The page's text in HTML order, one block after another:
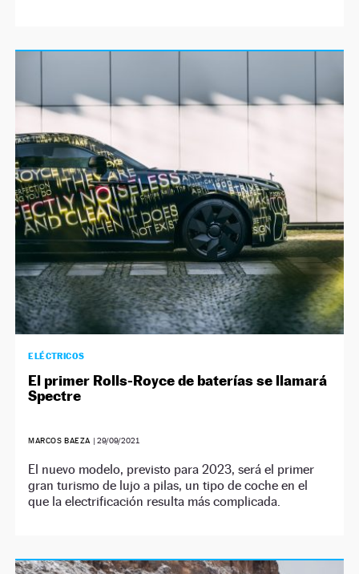
ELÉCTRICOS
El primer Rolls-Royce de baterías se llamará
Spectre
MARCOS BAEZA | 29/09/2021
El nuevo modelo, previsto para 2023, será el primer
gran turismo de lujo a pilas, un tipo de coche en el
que la electrificación resulta más complicada.